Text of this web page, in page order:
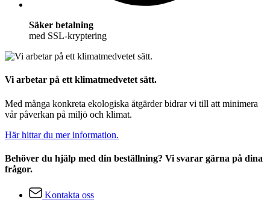
Säker betalning
med SSL-kryptering
Vi arbetar på ett klimatmedvetet sätt.
Med många konkreta ekologiska åtgärder bidrar vi till att minimera
vår påverkan på miljö och klimat.
Här hittar du mer information.
Behöver du hjälp med din beställning? Vi svarar gärna på dina
frågor.
Kontakta oss